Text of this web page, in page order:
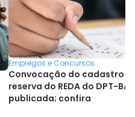
Empregos e Concursos
Convocação do cadastro
reserva do REDA do DPT-BA
publicada; confira